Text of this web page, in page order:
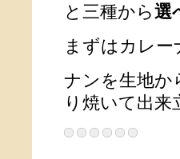
と三種から選
まずはカレ
ナンを生地か
り焼いて出来